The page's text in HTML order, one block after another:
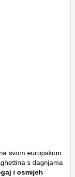
svom europskom
s dagnjama
i osmijeh